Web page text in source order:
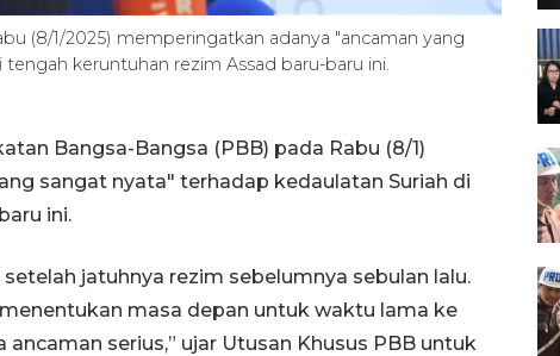
(8/1/2025) memperingatkan adanya "ancaman yang
keruntuhan rezim Assad baru-baru ini.
Bangsa-Bangsa (PBB) pada Rabu (8/1)
sangat nyata" terhadap kedaulatan Suriah di
ini.
jatuhnya rezim sebelumnya sebulan lalu.
masa depan untuk waktu lama ke
serius,” ujar Utusan Khusus PBB untuk